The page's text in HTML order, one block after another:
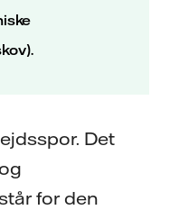
Det
for den